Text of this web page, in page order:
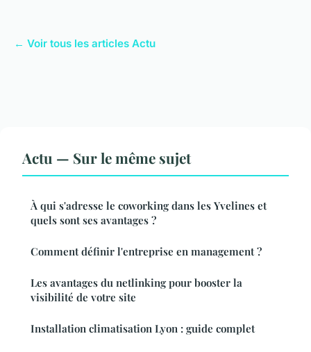
← Voir tous les articles Actu
Actu — Sur le même sujet
À qui s'adresse le coworking dans les Yvelines et
quels sont ses avantages ?
Comment définir l'entreprise en management ?
Les avantages du netlinking pour booster la
visibilité de votre site
Installation climatisation Lyon : guide complet